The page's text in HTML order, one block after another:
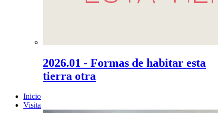
2026.01 - Formas de habitar esta
tierra otra
Inicio
Visita